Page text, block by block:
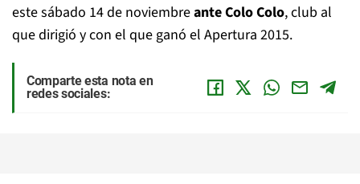
este sábado 14 de noviembreante Colo Colo, club al
que dirigió y con el que ganó el Apertura 2015.
Comparte esta nota en
redes sociales: